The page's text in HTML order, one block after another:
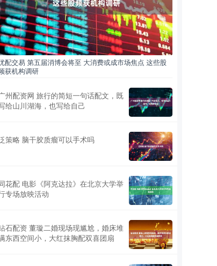
配交易 第五届消博会将至 大消费或成市场焦点 这些股
获机构调研
州配资网 旅行的简短一句话配文，既
给山川湖海，也写给自己
策略 脑干胶质瘤可以手术吗
花配 电影《阿克达拉》在北京大学举
专场放映活动
石配资 董璇二婚现场现尴尬，婚床堆
东西空间小，大红抹胸配双喜团扇